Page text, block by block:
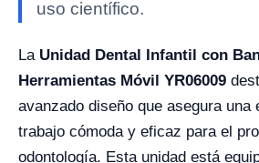
uso científico.
La Unidad Dental Infantil con
Herramientas Móvil YR06009
avanzado diseño que asegura una
trabajo cómoda y eficaz para el
odontología. Esta unidad está